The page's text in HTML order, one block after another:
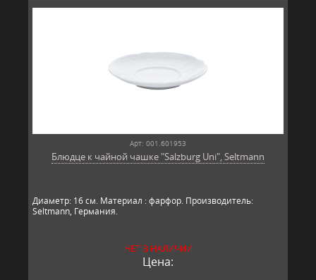
Арт: 001.601953
Блюдце к чайной чашке "Salzburg Uni", Seltmann
Диаметр: 16 см. Материал : фарфор. Производитель:
Seltmann, Гер​​мания.
НЕТ В НАЛИЧИИ
Цена: